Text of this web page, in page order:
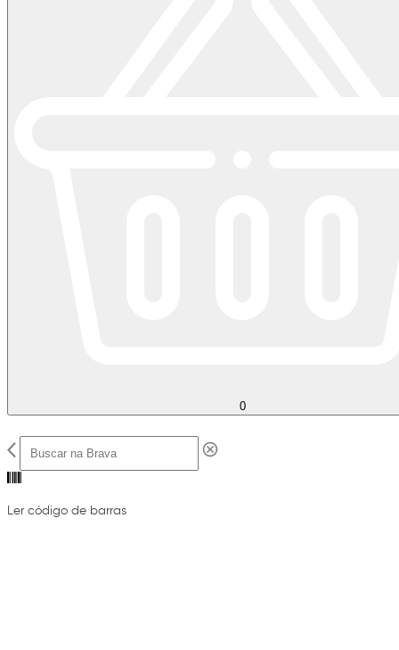
0
Ler código de barras